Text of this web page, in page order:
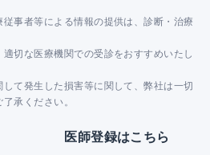
事者等による情報の提供は、診断・治療
切な医療機関での受診をおすすめいたし
て発生した損害等に関して、弊社は一切
承ください。
医師登録はこちら